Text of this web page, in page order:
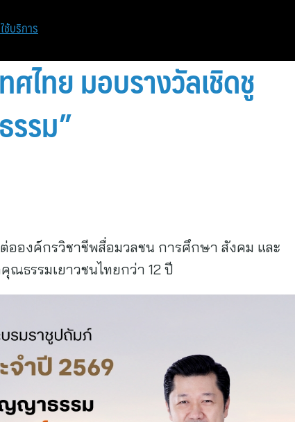
ที่ยว ฝากข่
ไทย มอบรางวัลเชิดชู
รม”
อองค์กรวิชาชีพสื่อมวลชน การศึกษา สังคม และ
ณธรรมเยาวชนไทยกว่า 12 ปี
ช้บริการ